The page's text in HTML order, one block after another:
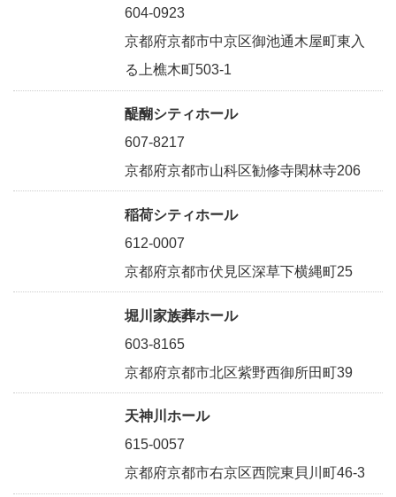
604-0923
京都府京都市中京区御池通木屋町東入
る上樵木町503-1
醍醐シティホール
607-8217
京都府京都市山科区勧修寺閑林寺206
稲荷シティホール
612-0007
京都府京都市伏見区深草下横縄町25
堀川家族葬ホール
603-8165
京都府京都市北区紫野西御所田町39
天神川ホール
615-0057
京都府京都市右京区西院東貝川町46-3